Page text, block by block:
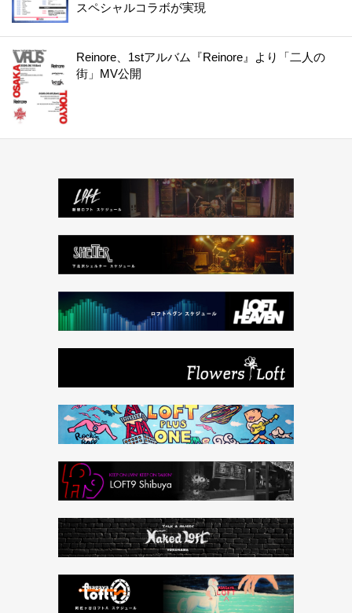
スペシャルコラボが実現
Reinore、1stアルバム『Reinore』より「二人の
街」MV公開